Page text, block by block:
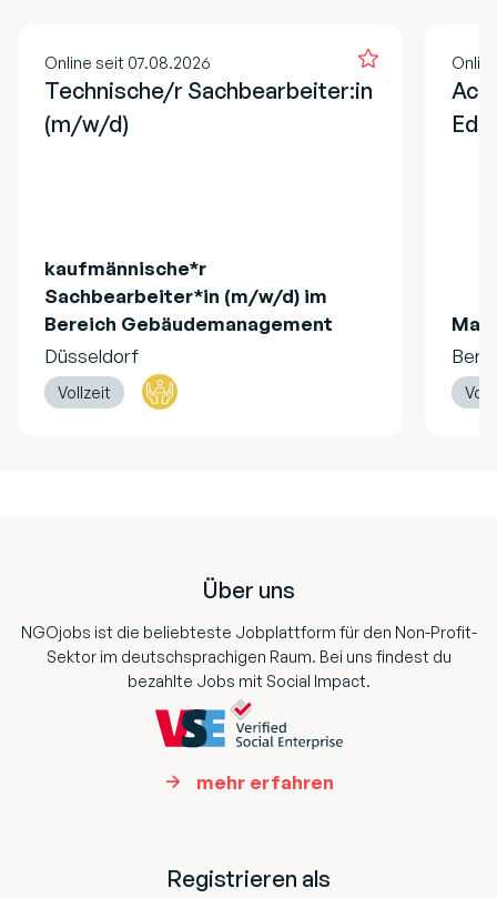
Online seit 07.08.2026
Technische/r Sachbearbeiter:in
(m/w/d)
kaufmännische*r
Sachbearbeiter*in (m/w/d) im
Bereich Gebäudemanagement
Düsseldorf
Vollzeit
Über uns
NGOjobs ist die beliebteste Jobplattform für den Non-Profit-
Sektor im deutschsprachigen Raum. Bei uns findest du
bezahlte Jobs mit Social Impact.
mehr erfahren
Registrieren als